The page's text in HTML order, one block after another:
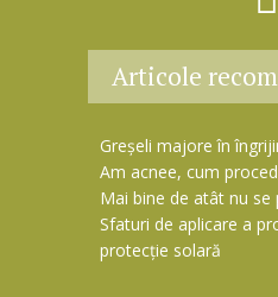
Articole
Greșeli majore în
Am acnee, cum
Mai bine de atât nu se
Sfaturi de aplicare a
protecție solară